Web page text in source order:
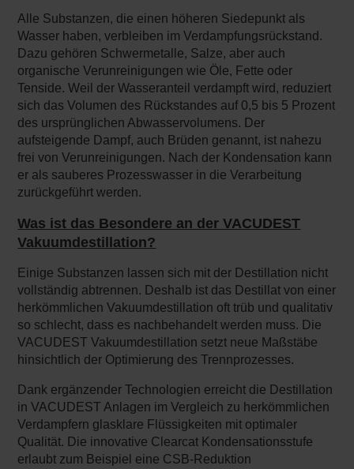
Alle Substanzen, die einen höheren Siedepunkt als
Wasser haben, verbleiben im Verdampfungsrückstand.
Dazu gehören Schwermetalle, Salze, aber auch
organische Verunreinigungen wie Öle, Fette oder
Tenside. Weil der Wasseranteil verdampft wird, reduziert
sich das Volumen des Rückstandes auf 0,5 bis 5 Prozent
des ursprünglichen Abwasservolumens. Der
aufsteigende Dampf, auch Brüden genannt, ist nahezu
frei von Verunreinigungen. Nach der Kondensation kann
er als sauberes Prozesswasser in die Verarbeitung
zurückgeführt werden.
Was ist das Besondere an der VACUDEST
Vakuumdestillation?
Einige Substanzen lassen sich mit der Destillation nicht
vollständig abtrennen. Deshalb ist das Destillat von einer
herkömmlichen Vakuumdestillation oft trüb und qualitativ
so schlecht, dass es nachbehandelt werden muss. Die
VACUDEST Vakuumdestillation setzt neue Maßstäbe
hinsichtlich der Optimierung des Trennprozesses.
Dank ergänzender Technologien erreicht die Destillation
in VACUDEST Anlagen im Vergleich zu herkömmlichen
Verdampfern glasklare Flüssigkeiten mit optimaler
Qualität. Die innovative Clearcat Kondensationsstufe
erlaubt zum Beispiel eine CSB-Reduktion